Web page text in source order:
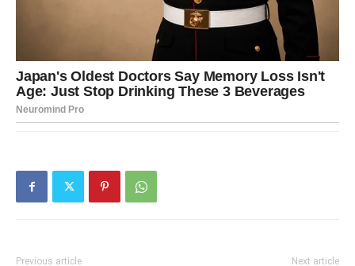
Previous article Next article